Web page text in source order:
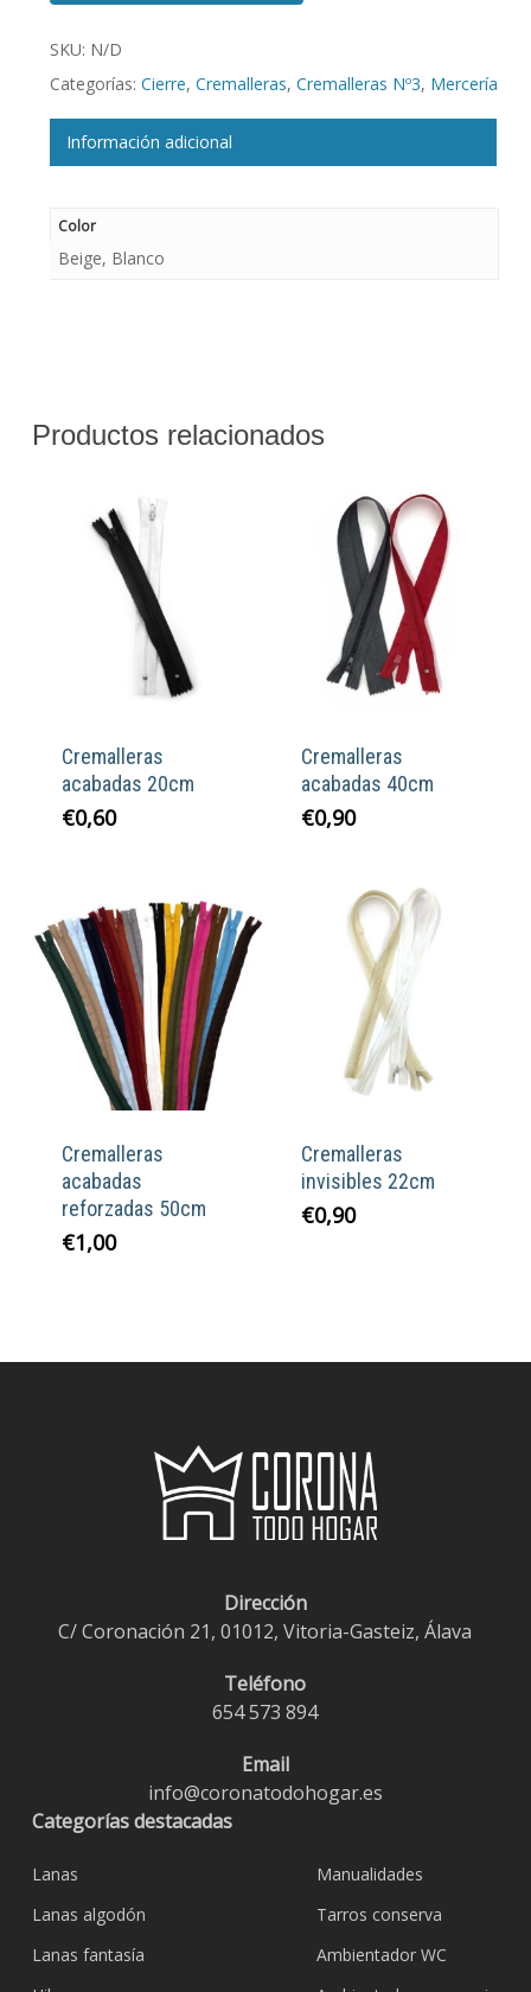
SKU: N/D
Categorías: Cierre, Cremalleras, Cremalleras Nº3, Mercería
Información adicional
Color
Beige, Blanco
Productos relacionados
Cremalleras
acabadas 20cm
€0,60
Cremalleras
acabadas 40cm
€0,90
Cremalleras
acabadas
reforzadas 50cm
€1,00
Cremalleras
invisibles 22cm
€0,90
Dirección
C/ Coronación 21, 01012, Vitoria-Gasteiz, Álava
Teléfono
654 573 894
Email
info@coronatodohogar.es
Categorías destacadas
Lanas
Lanas algodón
Lanas fantasía
Manualidades
Tarros conserva
Ambientador WC